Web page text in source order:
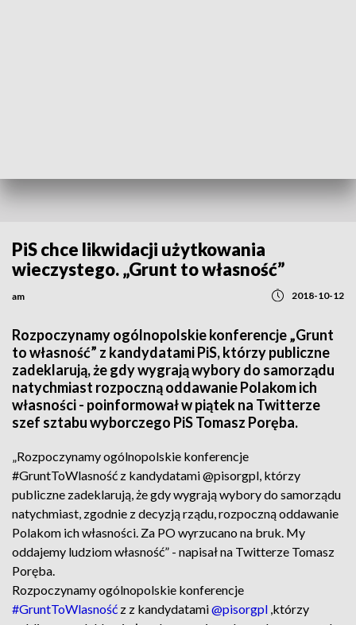
PiS chce likwidacji użytkowania
wieczystego. „Grunt to własność”
am 2018-10-12
Rozpoczynamy ogólnopolskie konferencje „Grunt
to własność” z kandydatami PiS, którzy publiczne
zadeklarują, że gdy wygrają wybory do samorządu
natychmiast rozpoczną oddawanie Polakom ich
własności - poinformował w piątek na Twitterze
szef sztabu wyborczego PiS Tomasz Poręba.
„Rozpoczynamy ogólnopolskie konferencje
#GruntToWlasność z kandydatami @pisorgpl, którzy
publiczne zadeklarują, że gdy wygrają wybory do samorządu
natychmiast, zgodnie z decyzją rządu, rozpoczną oddawanie
Polakom ich własności. Za PO wyrzucano na bruk. My
oddajemy ludziom własność” - napisał na Twitterze Tomasz
Poręba.
Rozpoczynamy ogólnopolskie konferencje
#GruntToWlasność z z kandydatami@pisorgpl ,którzy